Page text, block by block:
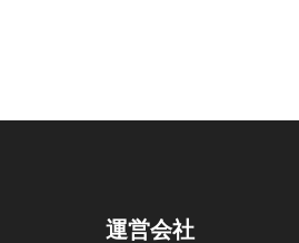
運営会社